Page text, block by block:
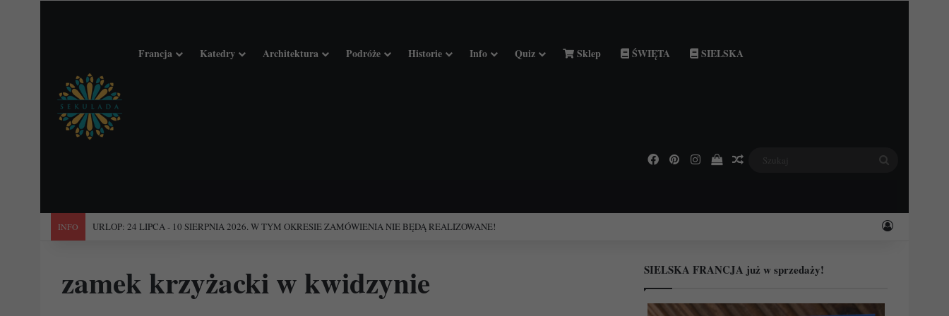
Francja Katedry Architektura Podróże Historie Info Quiz Sklep ŚWIĘTA SIELSKA
Facebook
PinterestInstagramPodejrzyj swój koszyk
Losowy wpis
INFO "Święta Francja". Przewodnik po 101 średniowiecznych kościołach Francji. Zaloguj
zamek krzyżacki w kwidzynie SIELSKA FRANCJA już w sprzedaży!